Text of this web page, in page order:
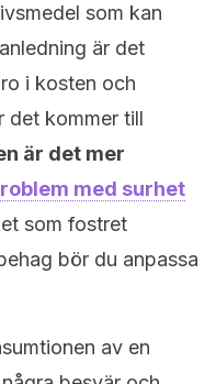
som kan
är det
i kosten och
det kommer till
är det mer
med surhet
som fostret
bör du anpassa
av en